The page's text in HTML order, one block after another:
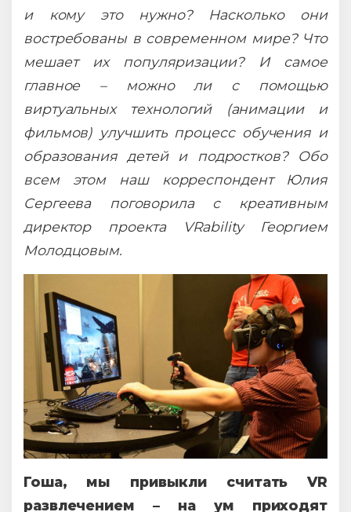
и кому это нужно? Насколько они
востребованы в современном мире? Что
мешает их популяризации? И самое
главное – можно ли с помощью
виртуальных технологий (анимации и
фильмов) улучшить процесс обучения и
образования детей и подростков? Обо
всем этом наш корреспондент Юлия
Сергеева поговорила с креативным
директор проекта VRability Георгием
Молодцовым.
Гоша, мы привыкли считать VR
развлечением – на ум приходят